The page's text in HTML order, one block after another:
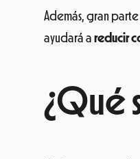
Además, gran
ayudará a reducir
¿Qué